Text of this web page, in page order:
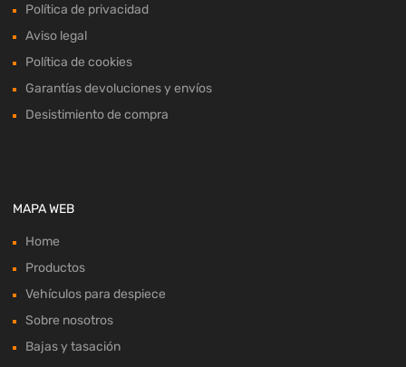
Política de privacidad
Aviso legal
Política de cookies
Garantías devoluciones y envíos
Desistimiento de compra
MAPA WEB
Home
Productos
Vehículos para despiece
Sobre nosotros
Bajas y tasación